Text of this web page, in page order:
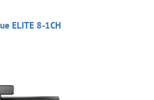
ELITE 8-1CH